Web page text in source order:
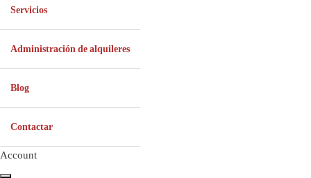
Servicios
Administración de alquileres
Blog
Contactar
Account